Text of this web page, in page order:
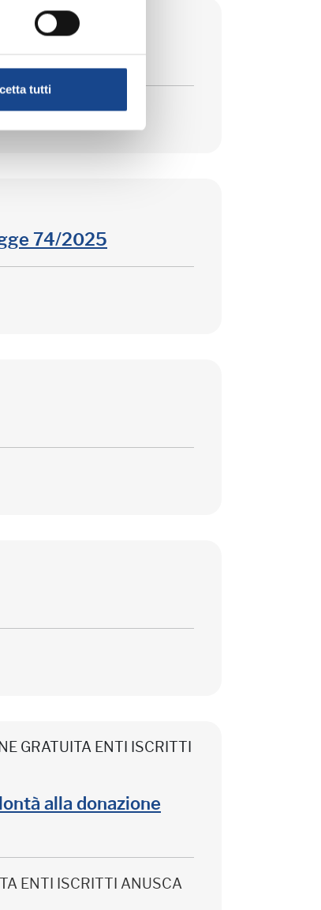
tutti
74/2025
GRATUITA ENTI ISCRITTI
alla donazione
ENTI ISCRITTI ANUSCA